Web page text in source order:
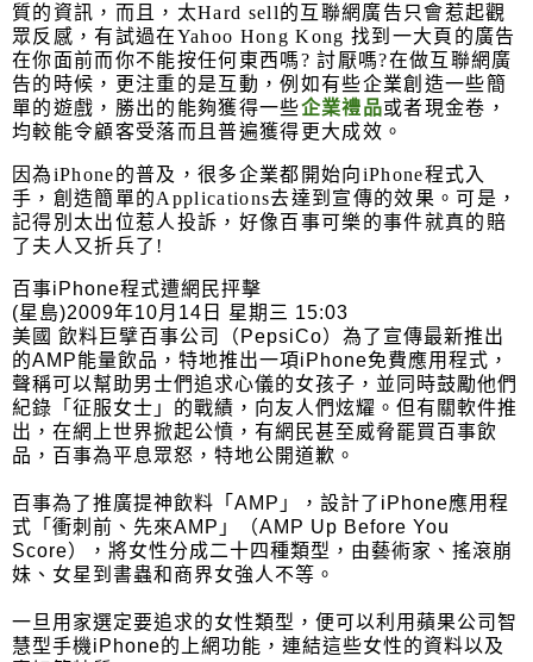
質的資訊，而且，太Hard sell的互聯網廣告只會惹起觀
眾反感，有試過在Yahoo Hong Kong找到一大頁的廣告
在你面前而你不能按任何東西嗎?討厭嗎?在做互聯網廣
告的時候，更注重的是互動，例如有些企業創造一些簡
單的遊戲，勝出的能夠獲得一些企業禮品或者現金卷，
均較能令顧客受落而且普遍獲得更大成效。
因為iPhone的普及，很多企業都開始向iPhone程式入
手，創造簡單的Applications去達到宣傳的效果。可是，
記得別太出位惹人投訴，好像百事可樂的事件就真的賠
了夫人又折兵了 !
百事iPhone程式遭網民抨擊
(星島)2009年10月 14 日 星期三 15:03
美國 飲料巨擘百事公司（ PepsiCo）為了宣傳最新推出
的AMP能量飲品，特地推出一項iPhone免費應用程式，
聲稱可以幫助男士們追求心儀的女孩子，並同時鼓勵他們
紀錄「征服女士」的戰績，向友人們炫耀。但有關軟件推
出，在網上世界掀起公憤，有網民甚至威脅罷買百事飲
品，百事為平息眾怒，特地公開道歉。
百事為了推廣提神飲料「 AMP 」，設計了 iPhone應用程
式「衝刺前、先來AMP 」（AMP Up Before You
Score），將女性分成二十四種類型，由藝術家、搖滾崩
妹、女星到書蟲和商界女強人不等。
一旦用家選定要追求的女性類型，便可以利用蘋果公司智
慧型手機iPhone的上網功能，連結這些女性的資料以及